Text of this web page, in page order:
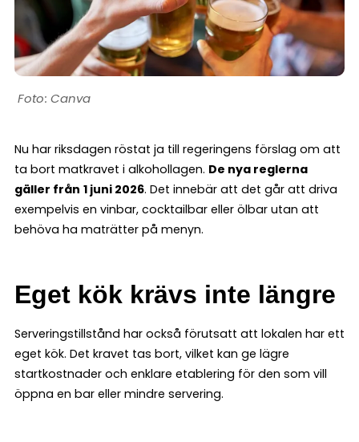
Canva
Nu har riksdagen röstat ja till regeringens förslag om att
ta bort matkravet i alkohollagen. De nya reglerna
gäller från 1 juni 2026. Det innebär att det går att driva
exempelvis en vinbar, cocktailbar eller ölbar utan att
behöva ha maträtter på menyn.
Eget kök krävs inte längre
Serveringstillstånd har också förutsatt att lokalen har ett
eget kök. Det kravet tas bort, vilket kan ge lägre
startkostnader och enklare etablering för den som vill
öppna en bar eller mindre servering.